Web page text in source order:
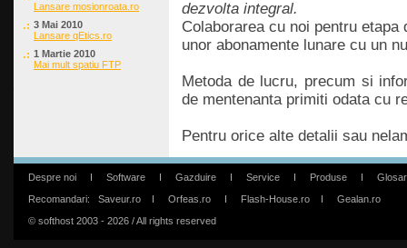
Lansare mosionroata.ro
3 Mai 2010
Lansare qEtics.ro
1 Martie 2010
Mai mult spatiu FTP
dezvolta integral.
Colaborarea cu noi pentru etapa
unor abonamente lunare cu un
Metoda de lucru, precum si
de mentenanta primiti odata cu
Pentru orice alte detalii sau
Despre noi I Software I Gazduire I Service I Produse I
Glosar
Recomandari: Saveur.ro I Orfeas.ro I Flash-House.ro I
Gealan.ro
© softhost 2003 - 2026 / All rights reserved